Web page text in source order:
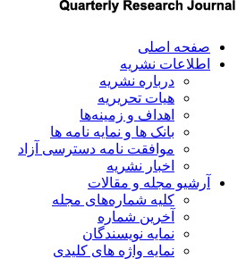
صفحه اصلی
اطلاعات نشریه
درباره نشریه
هیات تحریریه
اهداف و زمینه‌ها
بانک ها و نمایه نامه ها
موافقت نامه دسترسی آزاد
اخبار نشریه
آرشیو مجله و مقالات
کلیه شماره‌های مجله
آخرین شماره
نمایه نویسندگان
نمایه واژه های کلیدی